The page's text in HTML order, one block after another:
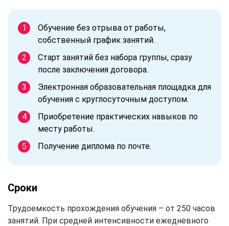
Обучение без отрыва от работы,
собственный график занятий.
Старт занятий без набора группы, сразу
после заключения договора.
Электронная образовательная площадка для
обучения с круглосуточным доступом.
Приобретение практических навыков по
месту работы.
Получение диплома по почте.
Сроки
Трудоемкость прохождения обучения – от 250 часов
занятий. При средней интенсивности ежедневного